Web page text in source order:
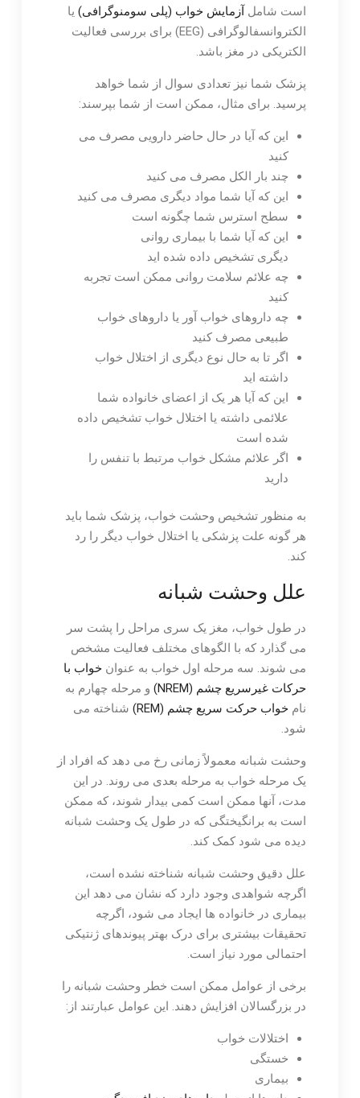
است شامل آزمایش خواب (پلی سومنوگرافی)یا
الکتروانسفالوگرافی (EEG) برای بررسی فعالیت
الکتریکی در مغز باشد.
پزشک شما نیز تعدادی سوال از شما خواهد
پرسید. برای مثال، ممکن است از شما بپرسند:
این که آیا در حال حاضر دارویی مصرف می
کنید
چند بار الکل مصرف می کنید
این که آیا شما مواد دیگری مصرف می کنید
سطح استرس شما چگونه است
این که آیا شما با بیماری روانی
دیگری تشخیص داده شده اید
چه علائم سلامت روانی ممکن است تجربه
کنید
چه داروهای خواب آور یا داروهای خواب
طبیعی مصرف کنید
اگر تا به حال نوع دیگری از اختلال خواب
داشته اید
این که آیا هر یک از اعضای خانواده شما
علائمی داشته یا اختلال خواب تشخیص داده
شده است
اگر علائم مشکل خواب مرتبط با تنفس را
دارید
به منظور تشخیص وحشت خواب، پزشک شما باید
هر گونه علت پزشکی یا اختلال خواب دیگر را رد
کند.
علل وحشت شبانه
در طول خواب، مغز یک سری مراحل را پشت سر
می گذارد که با الگوهای مختلف فعالیت مشخص
می شوند. سه مرحله اول خواب به عنوان خواب با
حرکات غیرسریع چشم (NREM)
و مرحله چهارم به
نام خواب حرکت سریع چشم (REM)
شناخته می
شود.
وحشت شبانه معمولاً زمانی رخ می دهد که افراد از
یک مرحله خواب به مرحله بعدی می روند. در این
مدت، آنها ممکن است کمی بیدار شوند، که ممکن
است به برانگیختگی که در طول یک وحشت شبانه
دیده می شود کمک کند.
علل دقیق وحشت شبانه شناخته نشده است،
اگرچه شواهدی وجود دارد که نشان می دهد این
بیماری در خانواده ها ایجاد می شود، اگرچه
تحقیقات بیشتری برای درک بهتر پیوندهای ژنتیکی
احتمالی مورد نیاز است.
برخی از عوامل ممکن است خطر وحشت شبانه را
در بزرگسالان افزایش دهند. این عوامل عبارتند از:
اختلالات خواب
خستگی
بیماری